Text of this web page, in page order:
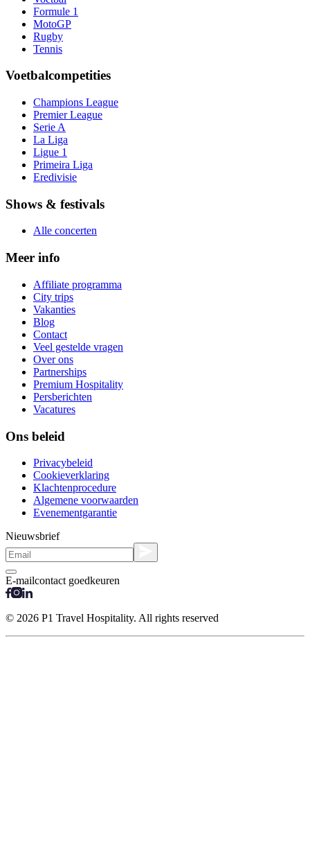
Formule 1
MotoGP
Rugby
Tennis
Voetbalcompetities
Champions League
Premier League
Serie A
La Liga
Ligue 1
Primeira Liga
Eredivisie
Shows & festivals
Alle concerten
Meer info
Affiliate programma
City trips
Vakanties
Blog
Contact
Veel gestelde vragen
Over ons
Partnerships
Premium Hospitality
Persberichten
Vacatures
Ons beleid
Privacybeleid
Cookieverklaring
Klachtenprocedure
Algemene voorwaarden
Evenementgarantie
Nieuwsbrief
E-mailcontact goedkeuren
© 2026 P1 Travel Hospitality. All rights reserved